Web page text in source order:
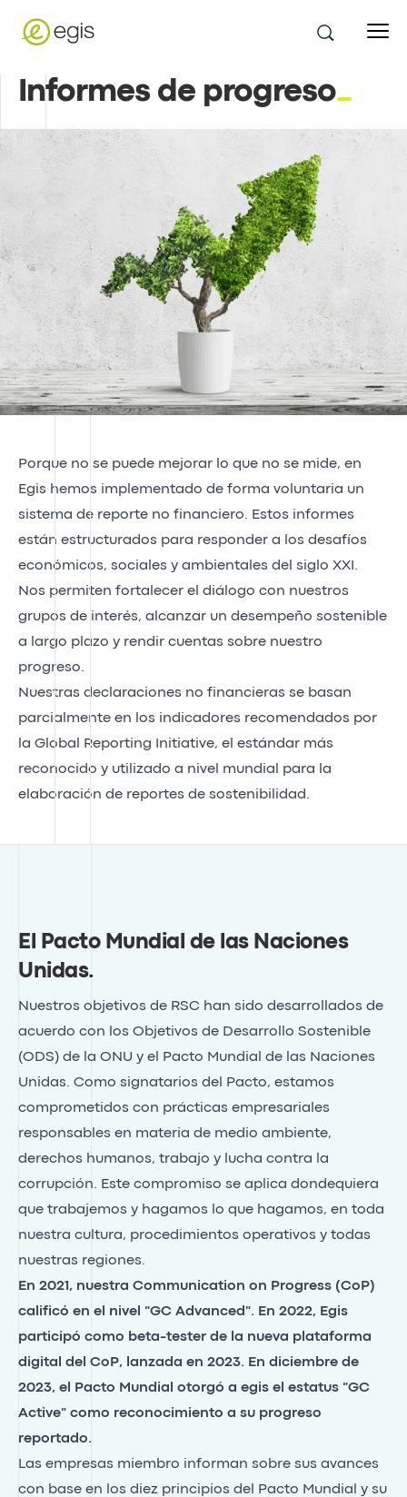
Informes de progreso
Porque no se puede mejorar lo que no se mide, en
Egis hemos implementado de forma voluntaria un
sistema de reporte no financiero. Estos informes
están estructurados para responder a los desafíos
económicos, sociales y ambientales del siglo XXI.
Nos permiten fortalecer el diálogo con nuestros
grupos de interés, alcanzar un desempeño sostenible
a largo plazo y rendir cuentas sobre nuestro
progreso.
Nuestras declaraciones no financieras se basan
parcialmente en los indicadores recomendados por
la Global Reporting Initiative, el estándar más
reconocido y utilizado a nivel mundial para la
elaboración de reportes de sostenibilidad.
El Pacto Mundial de las Naciones
Unidas.
Nuestros objetivos de RSC han sido desarrollados de
acuerdo con los Objetivos de Desarrollo Sostenible
(ODS) de la ONU y el Pacto Mundial de las Naciones
Unidas. Como signatarios del Pacto, estamos
comprometidos con prácticas empresariales
responsables en materia de medio ambiente,
derechos humanos, trabajo y lucha contra la
corrupción. Este compromiso se aplica dondequiera
que trabajemos y hagamos lo que hagamos, en toda
nuestra cultura, procedimientos operativos y todas
nuestras regiones.
En 2021, nuestra Communication on Progress (CoP)
calificó en el nivel "GC Advanced". En 2022, Egis
participó como beta-tester de la nueva plataforma
digital del CoP, lanzada en 2023. En diciembre de
2023, el Pacto Mundial otorgó a egis el estatus "GC
Active" como reconocimiento a su progreso
reportado.
Las empresas miembro informan sobre sus avances
con base en los diez principios del Pacto Mundial y su